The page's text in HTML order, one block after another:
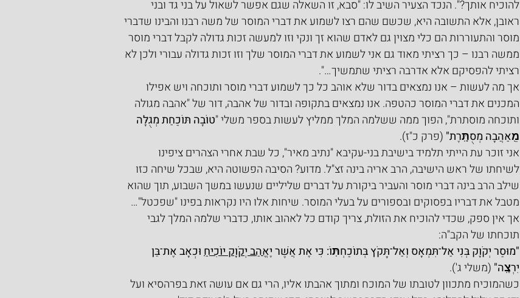
להוכיח אותך?". הנכד הצעיר השיב לו: "סבא, זו השאלה שגם אפשר לשאול על בני גד ובני
ראובן, אלא התשובה היא, שכשם שהם רצו לשמוע את דברי המוסר של משה רבנו והבינו שדברי
מוסר והתעוררות הם כלי מצוין גם לאדם שהוא זך ונקי וזו למעשה זכות גדולה לקבל דברי מוסר
ממשה רבנו – כך רציתי מאוד גם אני לשמוע את דברי המוסר שלך וזו זכות גדולה עבורי ולכן לא
רציתי להפסיקם אלא אדרבה רציתי שתמשיך…".
אך מה לעשות – אנו נמצאים בדור שלא אוהב כל כך לשמוע דברי מוסר ותוכחה ויש אפילו
המכנים את דברי המוסר כהטפה. אנו נמצאים בתקופה ובדור של אהבה, דור של "אהבה מגולה
ותוכחה מוסתרת", הפוך ממה ששלמה המלך ממליץ לעשות בספר משלי "טוֹבָה תּוֹכַחַת מְגֻלָּה
מֵֽאַהֲבָה מְסֻתָּֽרֶת" (פרק כ"ז).
אני זוכר עת הייתי תלמיד בישיבת בני-עקיבא "נתיב מאיר", כל שבת אחרי הצהרים ציפינו
לשיחתו של ראש הישיבה, הרב אריה בינה זצ"ל. מדוע? הסיבה הפשוטה היא, שבכל שיחה כזו
שילב הרב בינה דברי מוסר והעביר ביקורת על דברים שליליים שנעשו במשך השבוע, תוך שהוא
מטבל את דבריו בפסוקים ובספורים על בעלי המוסר. שיחות אלו היו נקראות בפינו "שפכטל"…
אך אין ספק, שכדי להוכיח את הזולת, צריך קודם כל לאהוב אותו, כדברי שלמה המלך לגבי
תוכחתו של הקב"ה:
"מוּסַר יְקֹוָק בְּנִי אַל־תִּמְאָס וְאַל־תָּקֹץ בְּתוֹכַחְתּֽוֹ: כִּי אֶת אֲשֶׁר יֶאֱהַב יְקֹוָק יוֹכִיחַ וּכְאָב אֶת־בֵּן
יִרְצֶֽה" (משלי ג').
כשהמוכיח מתכוון לטובתו של המוכח ומתוך אהבתו אליו, הרי גם אם עושה זאת בפרהסיא ועל